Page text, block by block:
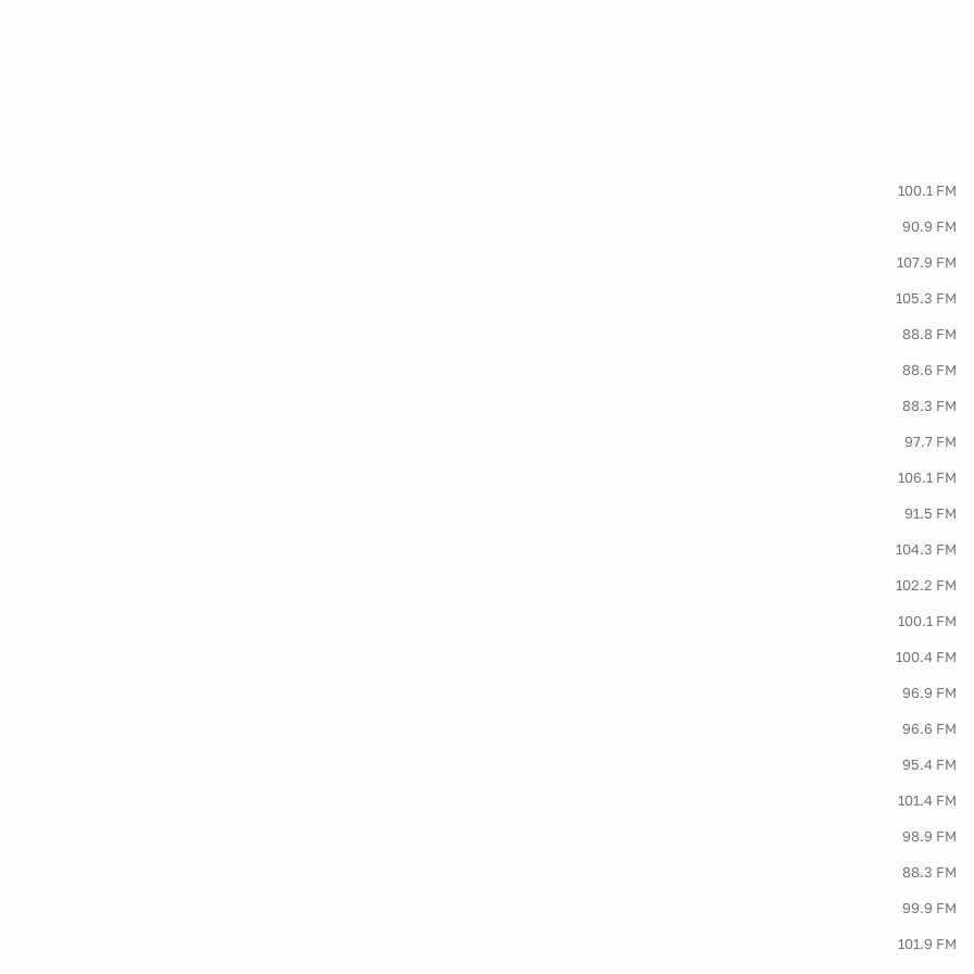
100.1 FM
90.9 FM
107.9 FM
105.3 FM
88.8 FM
88.6 FM
88.3 FM
97.7 FM
106.1 FM
91.5 FM
104.3 FM
102.2 FM
100.1 FM
100.4 FM
96.9 FM
96.6 FM
95.4 FM
101.4 FM
98.9 FM
88.3 FM
99.9 FM
101.9 FM